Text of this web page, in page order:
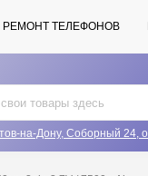
РЕМОНТ ТЕЛЕФОНОВ
на-Дону, Соборный 24,